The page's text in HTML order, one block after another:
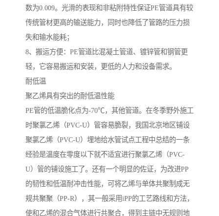
数为0.009。光滑的表现和非粘附特性保证PE管道具有较
传统管材更高的输送能力，同时也降低了管路的压力损
失和输水能耗；
8、搬运方便：PE管道比混凝土管道、镀锌管和钢管更
轻，它容易搬运和安装，更低的人力和设备需求。
耐低温
聚乙烯具有突出的耐低温性能
PE管的低温脆化点为-70℃，其他管道。在冬季野外施工
时聚氯乙烯（PVC-U）管容易脆裂，我国北京地区铺设
聚氯乙烯（PVC-U）埋地给水管试点工程中总结的一条
经验是温度在零度以下就不适宜进行聚氯乙烯（PVC-
U）管的铺设施工了。还有一个明显的佐证，为改进PP
的韧性和低温耐冲击性能，可将乙烯与单体共聚制成无
规共聚聚（PP-R），其一般采用iPP的工艺路线和方法，
使和乙烯的混合气体进行共聚合，得到主链中无规则地